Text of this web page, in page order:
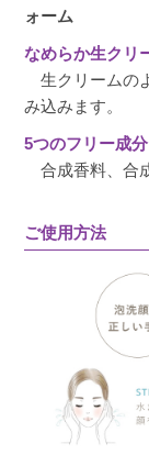
ォーム
なめらか生クリ
生クリームの
み込みます。
5つのフリー成分
合成香料、合
ご使用方法